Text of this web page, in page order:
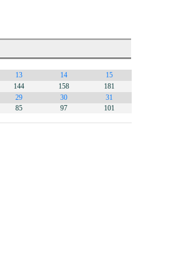
13 14
15
144 158
181
29 30
31
85 97 101